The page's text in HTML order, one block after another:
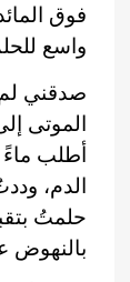
فوق
واسع
صدقني لم
الموتى
أطلب
الدم،
حلمتُ
بالنهوض